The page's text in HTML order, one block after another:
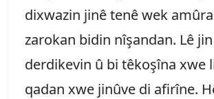
dixwazin jinê tenê wek
zarokan bidin nîşandan. Lê
derdikevin û bi têkoşîna xwe
qadan xwe jinûve di afirîne.